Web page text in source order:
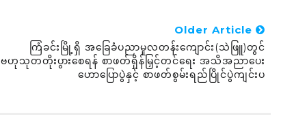
Older Article
ကြံခင်းမြို့ရှိ အခြေခံပညာမူလတန်းကျောင်း(သဲဖြူ)တွင်
ဗဟုသုတတိုးပွားစေရန် စာဖတ်ရှိန်မြှင့်တင်ရေး အသိအညာပေး
ဟောပြောပွဲနှင့် စာဖတ်စွမ်းရည်ပြိုင်ပွဲကျင်းပ